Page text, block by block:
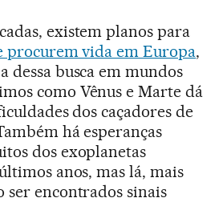
existem planos para
procurem vida em Europa,
dessa busca em mundos
como Vênus e Marte dá
dos caçadores de
há esperanças
dos exoplanetas
anos, mas lá, mais
ser encontrados sinais